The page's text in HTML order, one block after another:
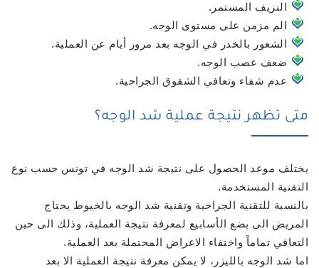
النزيف المستمر.
الم مزمن على مستوى الوجه.
الشعور بالخدر في الوجه بعد مرور أيام عن العملية.
ضعف عصب الوجه.
عدم شفاء وتعافي الشقوق الجراحية.
متى تظهر نتيجة عملية شد الوجه؟
يختلف موعد الحصول على نتيجة شد الوجه في تونس حسب نوع
التقنية المستخدمة.
بالنسبة للتقنية الجراحية وتقنية شد الوجه بالخيوط يحتاج
المريض الى بضع الأسابيع لمعرفة نتيجة العملية، وذلك الى حين
التعافي تماماً واختفاء الاعراض المحتملة بعد العملية.
اما شد الوجه بالليزر، لا يمكن معرفة نتيجة العملية الا بعد